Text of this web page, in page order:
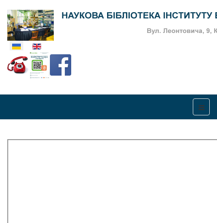
Оберіть свою мову